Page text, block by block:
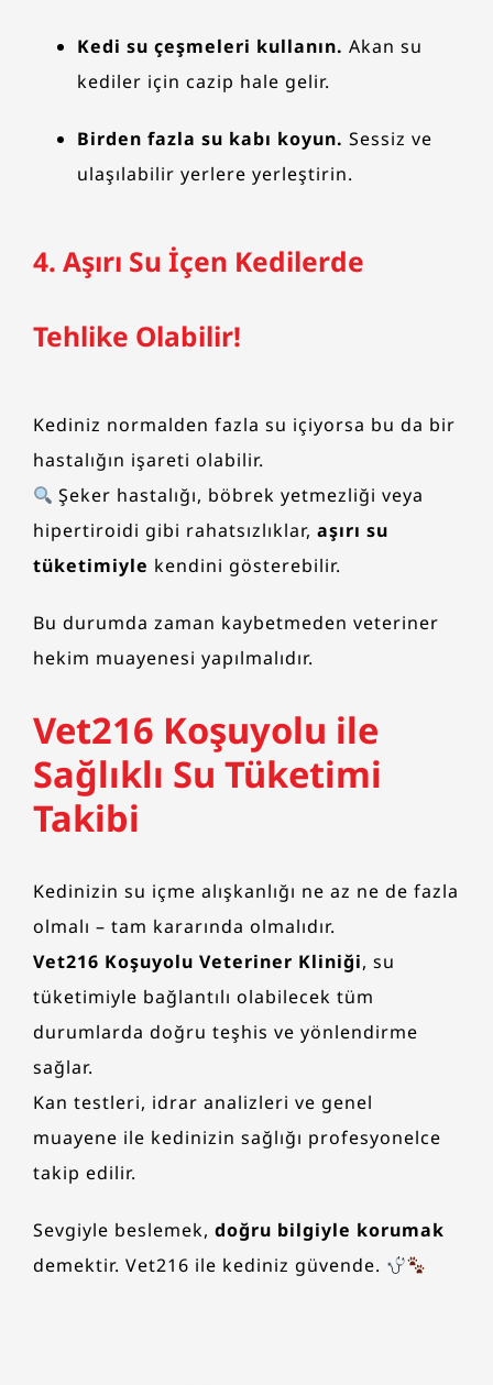
Kedi su çeşmeleri kullanın. Akan su
kediler için cazip hale gelir.
Birden fazla su kabı koyun. Sessiz ve
ulaşılabilir yerlere yerleştirin.
4. Aşırı Su İçen Kedilerde
Tehlike Olabilir!
Kediniz normalden fazla su içiyorsa bu da bir
hastalığın işareti olabilir.
Şeker hastalığı, böbrek yetmezliği veya
hipertiroidi gibi rahatsızlıklar, aşırı su
tüketimiyle kendini gösterebilir.
Bu durumda zaman kaybetmeden veteriner
hekim muayenesi yapılmalıdır.
Vet216 Koşuyolu ile
Sağlıklı Su Tüketimi
Takibi
Kedinizin su içme alışkanlığı ne az ne de fazla
olmalı – tam kararında olmalıdır.
Vet216 Koşuyolu Veteriner Kliniği, su
tüketimiyle bağlantılı olabilecek tüm
durumlarda doğru teşhis ve yönlendirme
sağlar.
Kan testleri, idrar analizleri ve genel
muayene ile kedinizin sağlığı profesyonelce
takip edilir.
Sevgiyle beslemek, doğru bilgiyle korumak
demektir. Vet216 ile kediniz güvende.